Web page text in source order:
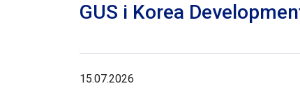
GUS i Korea
15.07.2026